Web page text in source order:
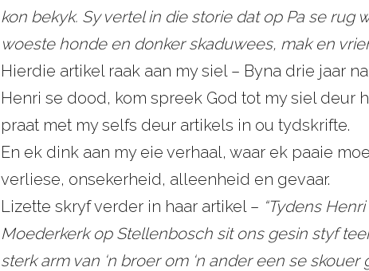
kon bekyk. Sy vertel in die storie dat op Pa se rug
woeste honde en donker skaduwees, mak en
Hierdie artikel raak aan my siel – Byna drie jaar
Henri se dood, kom spreek God tot my siel deur
praat met my selfs deur artikels in ou tydskrifte.
En ek dink aan my eie verhaal, waar ek paaie
verliese, onsekerheid, alleenheid en gevaar.
Lizette skryf verder in haar artikel – “Tydens
Moederkerk op Stellenbosch sit ons gesin styf
sterk arm van ‘n broer om ‘n ander een se